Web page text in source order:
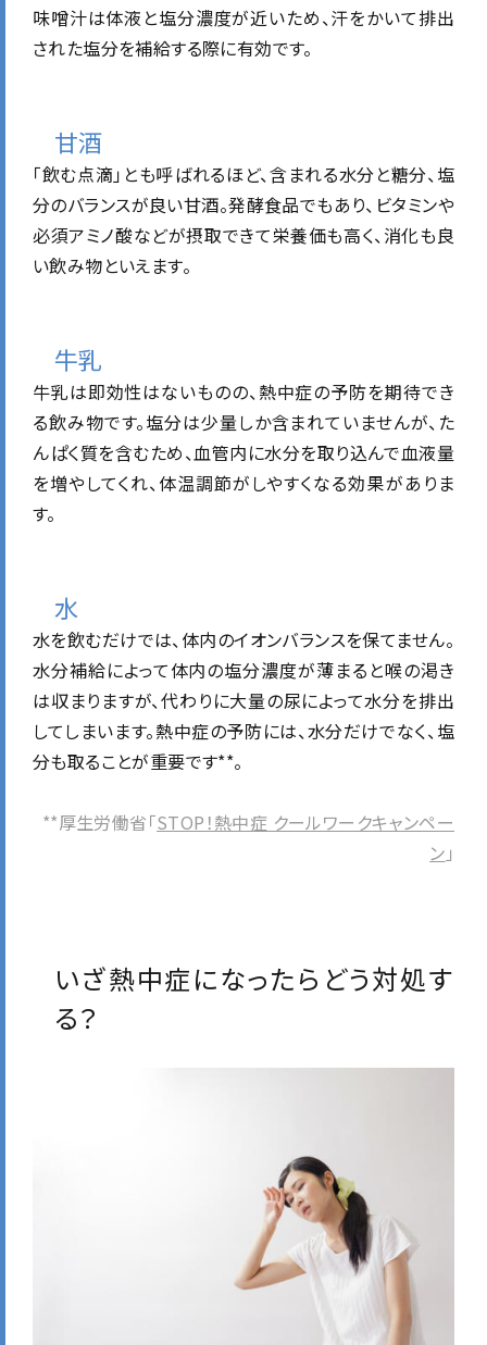
味噌汁は体液と塩分濃度が近いため、汗をかいて排出
された塩分を補給する際に有効です。
甘酒
「飲む点滴」とも呼ばれるほど、含まれる水分と糖分、塩
分のバランスが良い甘酒。発酵食品でもあり、ビタミンや
必須アミノ酸などが摂取できて栄養価も高く、消化も良
い飲み物といえます。
牛乳
牛乳は即効性はないものの、熱中症の予防を期待でき
る飲み物です。塩分は少量しか含まれていませんが、た
んぱく質を含むため、血管内に水分を取り込んで血液量
を増やしてくれ、体温調節がしやすくなる効果がありま
す。
水
水を飲むだけでは、体内のイオンバランスを保てません。
水分補給によって体内の塩分濃度が薄まると喉の渇き
は収まりますが、代わりに大量の尿によって水分を排出
してしまいます。熱中症の予防には、水分だけでなく、塩
分も取ることが重要です**。
**厚生労働省「STOP！熱中症 クールワークキャンペー
ン 」
いざ熱中症になったらどう対処す
る？